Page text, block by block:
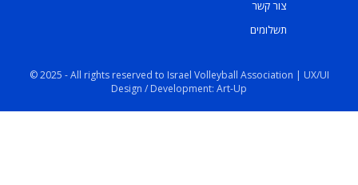
צור קשר
תשלומים
© 2025 - All rights reserved to Israel Volleyball Association | UX/UI
Design / Development: Art-Up